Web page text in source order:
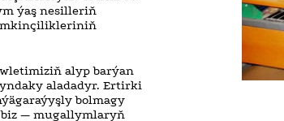
ýaş nesilleriň
alyp barýan
aladadyr. Ertirki
bolmagy
— mugallymlaryň